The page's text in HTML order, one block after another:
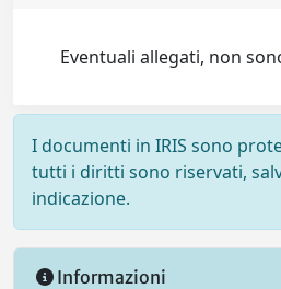
Eventuali allegati, non
I documenti in IRIS sono
tutti i diritti sono riservati,
indicazione.
Informazioni